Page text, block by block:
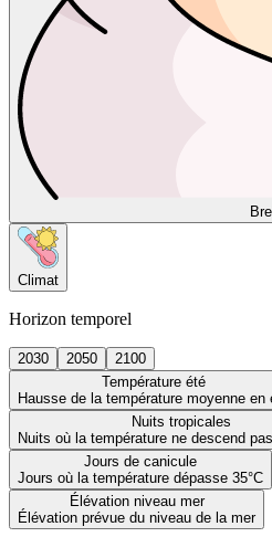
Climat
Horizon temporel
2030 2050
2100
Température été
Hausse de la température moyenne en
Nuits tropicales
Nuits où la température ne descend
Jours de canicule
Jours où la température dépasse 35°C
Élévation niveau mer
Élévation prévue du niveau de la mer